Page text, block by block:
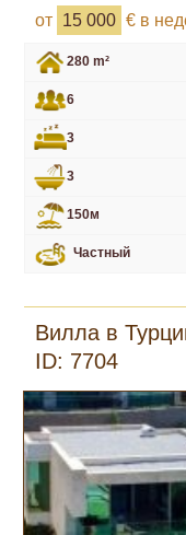
от 15 000 € в
280 m²
6
3
3
150м
Частный
Вилла в
ID: 7704